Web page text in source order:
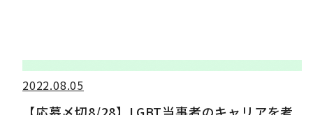
2022.08.05
【応募〆切8/28】LGBT当事者のキャリアを考